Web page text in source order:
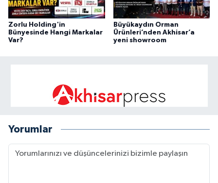
Zorlu Holding'in
Bünyesinde Hangi Markalar
Var?
Büyükaydın Orman
Ürünleri’nden Akhisar’a
yeni showroom
Yorumlar